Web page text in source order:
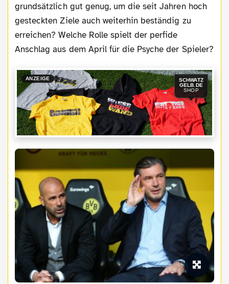
grundsätzlich gut genug, um die seit Jahren hoch
gesteckten Ziele auch weiterhin beständig zu
erreichen? Welche Rolle spielt der perfide
Anschlag aus dem April für die Psyche der Spieler?
ANZEIGE
SCHWATZ
GELB.DE
SHOP